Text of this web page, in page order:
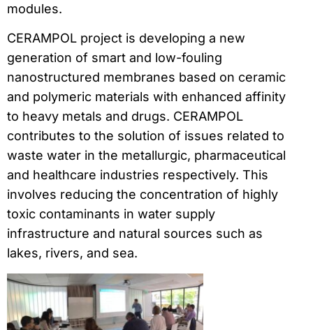
modules.
CERAMPOL project is developing a new
generation of smart and low-fouling
nanostructured membranes based on ceramic
and polymeric materials with enhanced affinity
to heavy metals and drugs. CERAMPOL
contributes to the solution of issues related to
waste water in the metallurgic, pharmaceutical
and healthcare industries respectively. This
involves reducing the concentration of highly
toxic contaminants in water supply
infrastructure and natural sources such as
lakes, rivers, and sea.